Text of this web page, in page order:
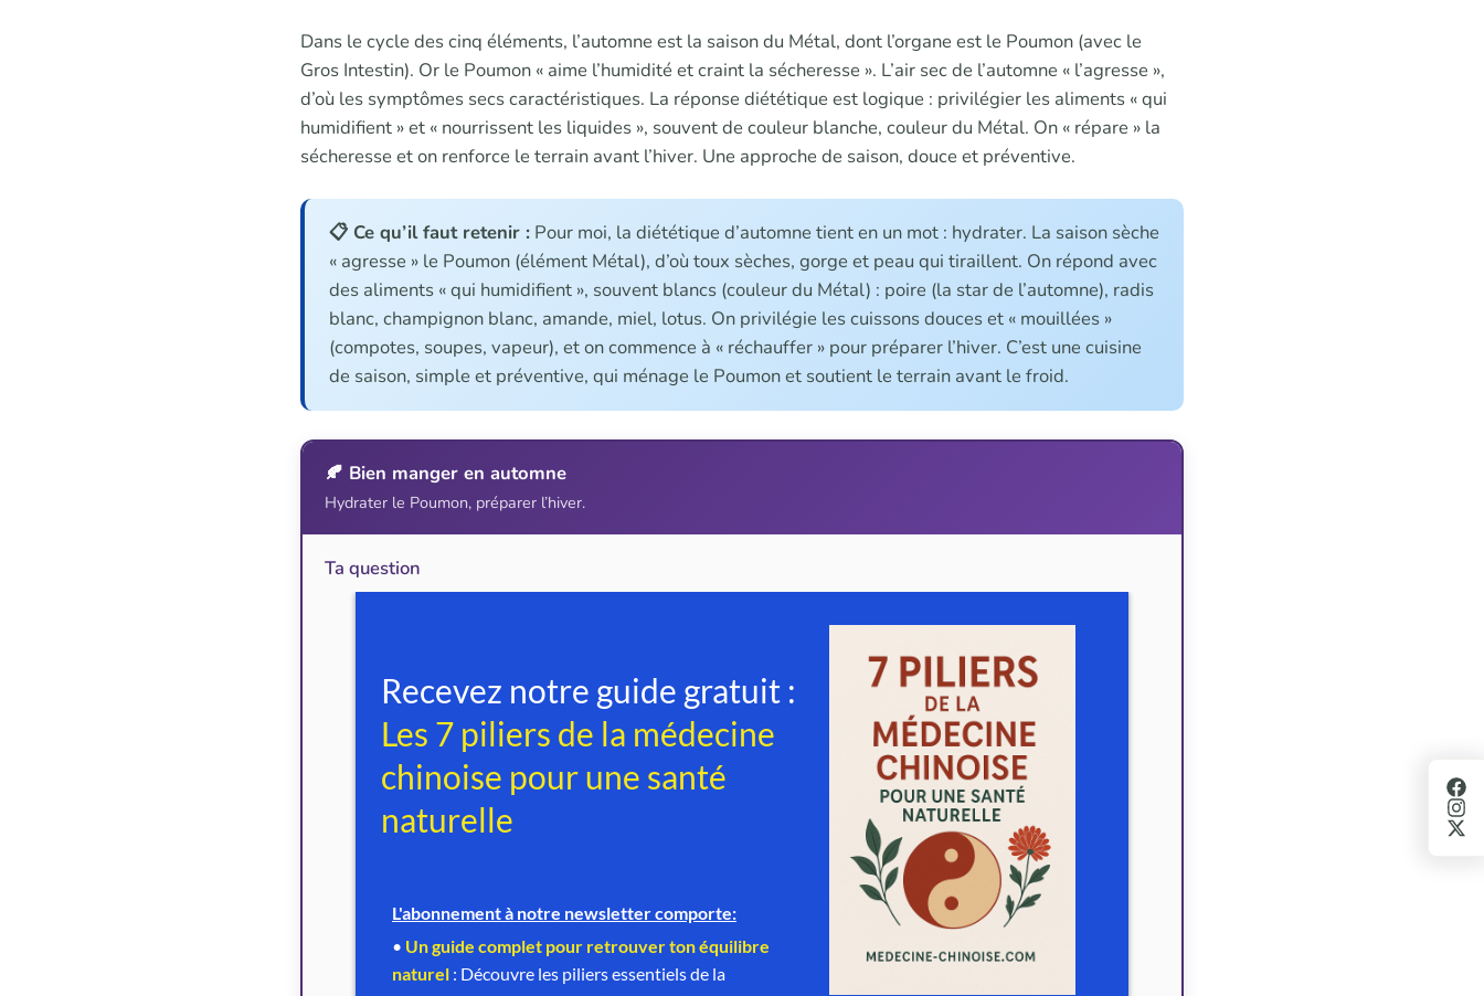
Dans le cycle des cinq éléments, l’automne est la saison du Métal, dont l’organe est le Poumon (avec le
Gros Intestin). Or le Poumon « aime l’humidité et craint la sécheresse ». L’air sec de l’automne « l’agresse »,
d’où les symptômes secs caractéristiques. La réponse diététique est logique : privilégier les aliments « qui
humidifient » et « nourrissent les liquides », souvent de couleur blanche, couleur du Métal. On « répare » la
sécheresse et on renforce le terrain avant l’hiver. Une approche de saison, douce et préventive.
📋 Ce qu’il faut retenir : Pour moi, la diététique d’automne tient en un mot : hydrater. La saison sèche
« agresse » le Poumon (élément Métal), d’où toux sèches, gorge et peau qui tiraillent. On répond avec
des aliments « qui humidifient », souvent blancs (couleur du Métal) : poire (la star de l’automne), radis
blanc, champignon blanc, amande, miel, lotus. On privilégie les cuissons douces et « mouillées »
(compotes, soupes, vapeur), et on commence à « réchauffer » pour préparer l’hiver. C’est une cuisine
de saison, simple et préventive, qui ménage le Poumon et soutient le terrain avant le froid.
🍂 Bien manger en automne
Hydrater le Poumon, préparer l’hiver.
Ta question